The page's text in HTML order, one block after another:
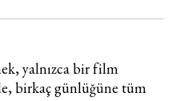
yalnızca bir film
birkaç günlüğüne tüm